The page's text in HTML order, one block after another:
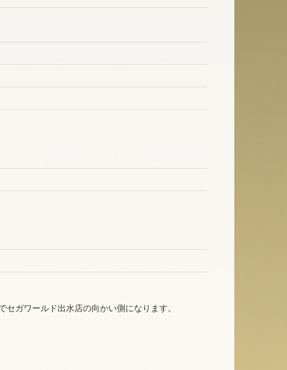
ガワールド出水店の向かい側になります。